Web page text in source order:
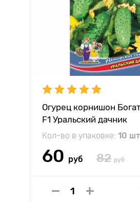
Огурец корнишон
F1 Уральский дачник
Кол-во в упаковке: 10 шт
60 руб 82 руб